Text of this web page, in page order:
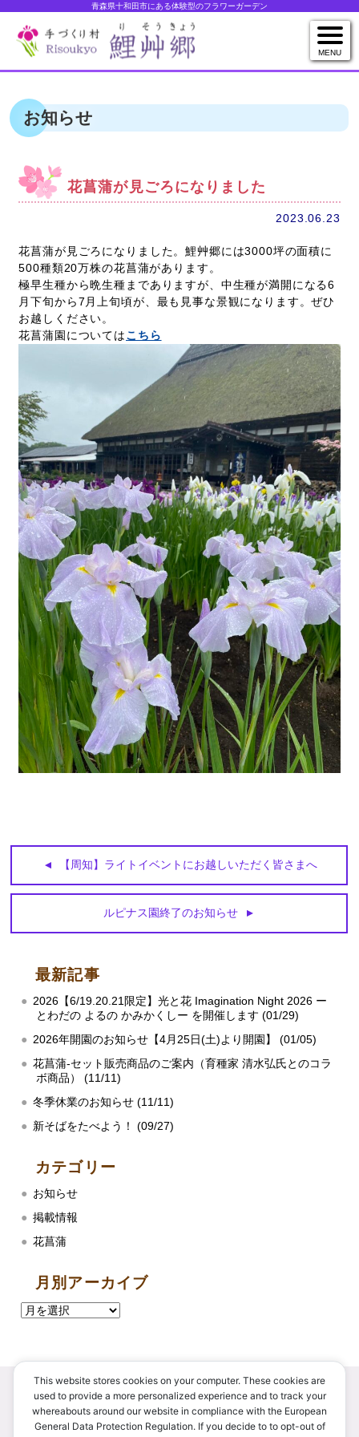
青森県十和田市にある体験型のフラワーガーデン
MENU
お知らせ
花菖蒲が見ごろになりました
2023.06.23
花菖蒲が見ごろになりました。鯉艸郷には3000坪の面積に
500種類20万株の花菖蒲があります。
極早生種から晩生種までありますが、中生種が満開になる6
月下旬から7月上旬頃が、最も見事な景観になります。ぜひ
お越しください。
花菖蒲園についてはこちら
【周知】ライトイベントにお越しいただく皆さまへ
ルピナス園終了のお知らせ
最新記事
2026【6/19.20.21限定】光と花 Imagination Night 2026 ー
とわだの よるの かみかくしー を開催します (01/29)
2026年開園のお知らせ【4月25日(土)より開園】 (01/05)
花菖蒲‐セット販売商品のご案内（育種家 清水弘氏とのコラ
ボ商品） (11/11)
冬季休業のお知らせ (11/11)
新そばをたべよう！ (09/27)
カテゴリー
お知らせ
掲載情報
花菖蒲
月別アーカイブ
〒034-0106
This website stores cookies on your computer. These cookies are
used to provide a more personalized experience and to track your
whereabouts around our website in compliance with the European
General Data Protection Regulation. If you decide to to opt-out of